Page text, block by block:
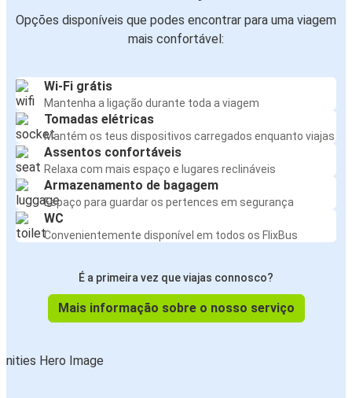
Opções disponíveis que podes encontrar para uma viagem
mais confortável:
Wi-Fi grátis
Mantenha a ligação durante toda a viagem
Tomadas elétricas
Mantém os teus dispositivos carregados enquanto viajas
Assentos confortáveis
Relaxa com mais espaço e lugares reclináveis
Armazenamento de bagagem
Espaço para guardar os pertences em segurança
WC
Convenientemente disponível em todos os FlixBus
É a primeira vez que viajas connosco?
Mais informação sobre o nosso serviço